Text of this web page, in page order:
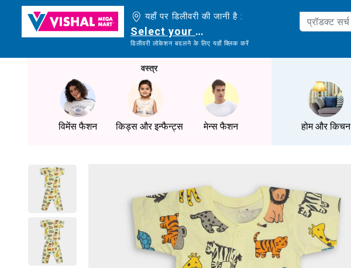
यहाँ पर डिलीवरी की जानी है :
Select your delivery location
डिलीवरी लोकेशन बदलने के लिए यहाँ क्लिक करें
वस्त्र
विमेंस फैशन किड्स और इन्फैन्ट्स मेन्स फैशन होम और किचन